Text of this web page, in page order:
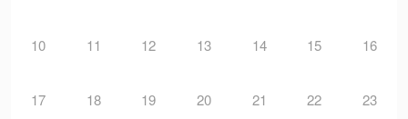
10 11 12 13 14 15 16
17 18 19 20 21 22 23